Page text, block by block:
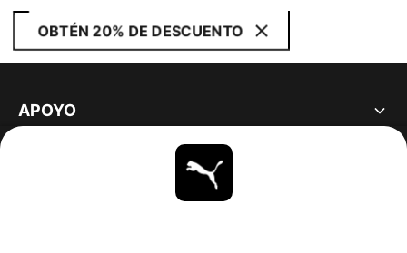
OBTÉN 20% DE DESCUENTO
APOYO